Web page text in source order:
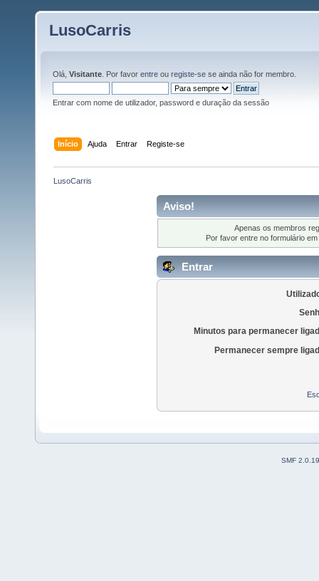
LusoCarris
Olá, Visitante . Por favor entre ou registe-se se ainda não for membro.
Entrar com nome de utilizador, password e duração da sessão
Início Ajuda Entrar Registe-se
LusoCarris
Aviso!
Apenas os membros
Por favor entre no formulário
Entrar
Minutos para permanecer
Permanecer sempre
SMF 2.0.19